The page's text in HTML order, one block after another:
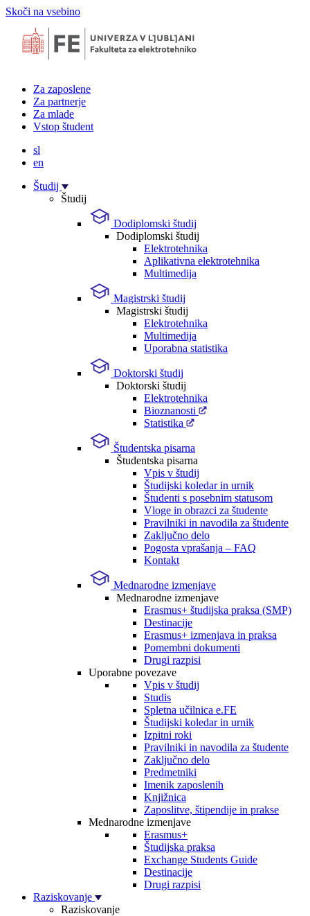
Skoči na vsebino
Za zaposlene
Za partnerje
Za mlade
Vstop študent
sl
en
Študij
Študij
Dodiplomski študij
Dodiplomski študij
Elektrotehnika
Aplikativna elektrotehnika
Multimedija
Magistrski študij
Magistrski študij
Elektrotehnika
Multimedija
Uporabna statistika
Doktorski študij
Doktorski študij
Elektrotehnika
Bioznanosti
Statistika
Študentska pisarna
Študentska pisarna
Vpis v študij
Študijski koledar in urnik
Študenti s posebnim statusom
Vloge in obrazci za študente
Pravilniki in navodila za študente
Zaključno delo
Pogosta vprašanja – FAQ
Kontakt
Mednarodne izmenjave
Mednarodne izmenjave
Erasmus+ študijska praksa (SMP)
Destinacije
Erasmus+ izmenjava in praksa
Pomembni dokumenti
Drugi razpisi
Uporabne povezave
Vpis v študij
Studis
Spletna učilnica e.FE
Študijski koledar in urnik
Izpitni roki
Pravilniki in navodila za študente
Zaključno delo
Predmetniki
Imenik zaposlenih
Knjižnica
Zaposlitve, štipendije in prakse
Mednarodne izmenjave
Erasmus+
Študijska praksa
Exchange Students Guide
Destinacije
Drugi razpisi
Raziskovanje
Raziskovanje